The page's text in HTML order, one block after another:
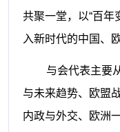
共聚一堂，以“百年
入新时代的中国、
与会代表主要
与未来趋势、欧盟
内政与外交、欧洲